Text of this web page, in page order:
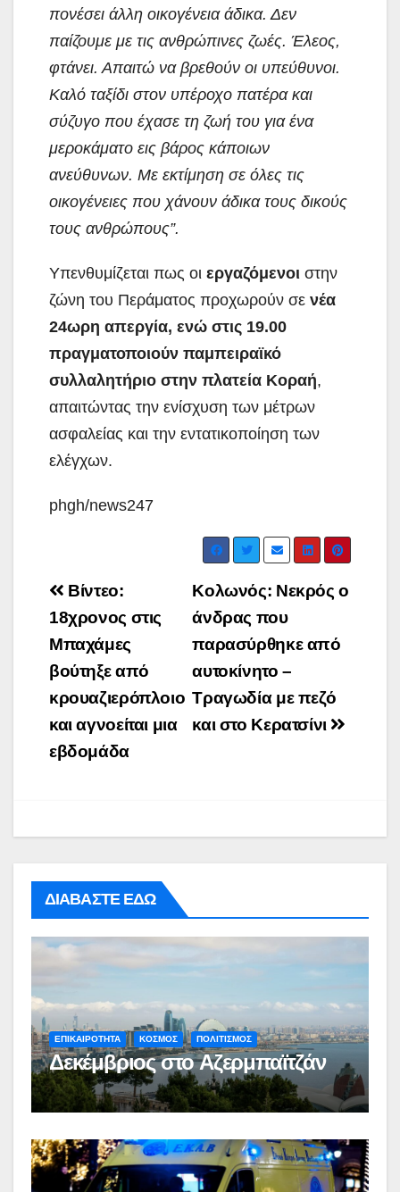
πονέσει άλλη οικογένεια άδικα. Δεν
παίζουμε με τις ανθρώπινες ζωές. Έλεος,
φτάνει. Απαιτώ να βρεθούν οι υπεύθυνοι.
Καλό ταξίδι στον υπέροχο πατέρα και
σύζυγο που έχασε τη ζωή του για ένα
μεροκάματο εις βάρος κάποιων
ανεύθυνων. Με εκτίμηση σε όλες τις
οικογένειες που χάνουν άδικα τους δικούς
τους ανθρώπους”.
Υπενθυμίζεται πως οι εργαζόμενοι στην
ζώνη του Περάματος προχωρούν σε νέα
24ωρη απεργία, ενώ στις 19.00
πραγματοποιούν παμπειραϊκό
συλλαλητήριο στην πλατεία Κοραή,
απαιτώντας την ενίσχυση των μέτρων
ασφαλείας και την εντατικοποίηση των
ελέγχων.
phgh/news247
Post
navigation
Κολωνός: Νεκρός ο
άνδρας που
παρασύρθηκε από
αυτοκίνητο –
Τραγωδία με πεζό
και στο Κερατσίνι
Βίντεο:
18χρονος στις
Μπαχάμες
βούτηξε από
κρουαζιερόπλοιο
και αγνοείται μια
εβδομάδα
ΔΙΑΒΑΣΤΕ ΕΔΩ
ΕΠΙΚΑΙΡΟΤΗΤΑ ΚΟΣΜΟΣ ΠΟΛΙΤΙΣΜΟΣ
Δεκέμβριος στο Αζερμπαϊτζάν